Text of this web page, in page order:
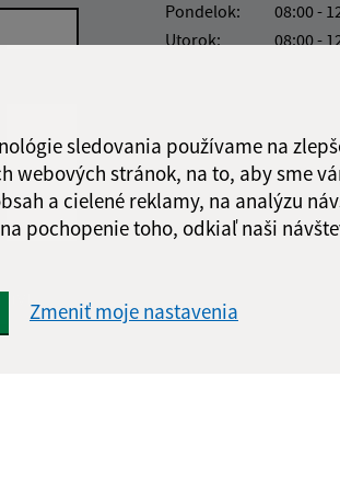
sledovania používame na
webových stránok, na to, aby sme
a cielené reklamy, na analýzu
pochopenie toho, odkiaľ naši
Zmeniť moje nastavenia
Pondelok:
08:00 -
Utorok:
08:00 -
Obedňajšia